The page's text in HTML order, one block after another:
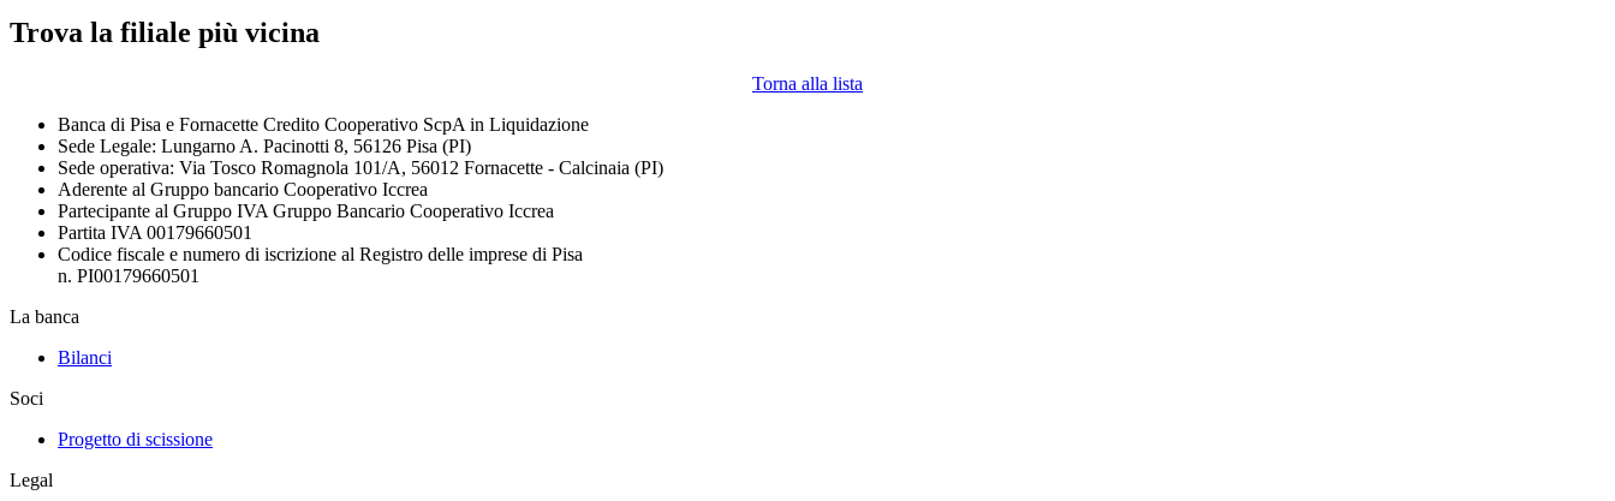
Trova la filiale più vicina
Torna alla lista
Banca di Pisa e Fornacette Credito Cooperativo ScpA in Liquidazione
Sede Legale: Lungarno A. Pacinotti 8, 56126 Pisa (PI)
Sede operativa: Via Tosco Romagnola 101/A, 56012 Fornacette - Calcinaia (PI)
Aderente al Gruppo bancario Cooperativo Iccrea
Partecipante al Gruppo IVA Gruppo Bancario Cooperativo Iccrea
Partita IVA 00179660501
Codice fiscale e numero di iscrizione al Registro delle imprese di Pisa
n. PI00179660501
La banca
Bilanci
Soci
Progetto di scissione
Legal